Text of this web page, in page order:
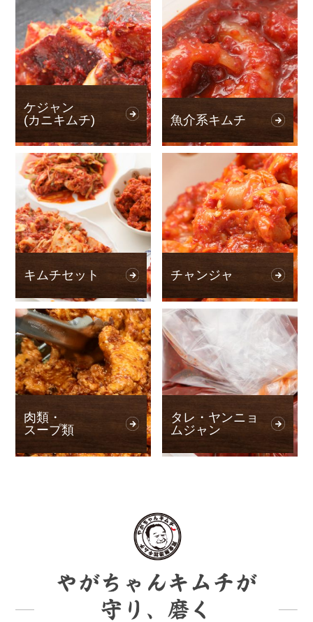
ケジャン
(カニキムチ)
魚介系キムチ
キムチセット チャンジャ
肉類・
スープ類
タレ・ヤンニョ
ムジャン